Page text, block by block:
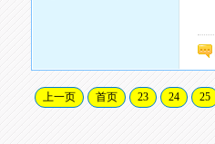
上一页 首页 23 24 25